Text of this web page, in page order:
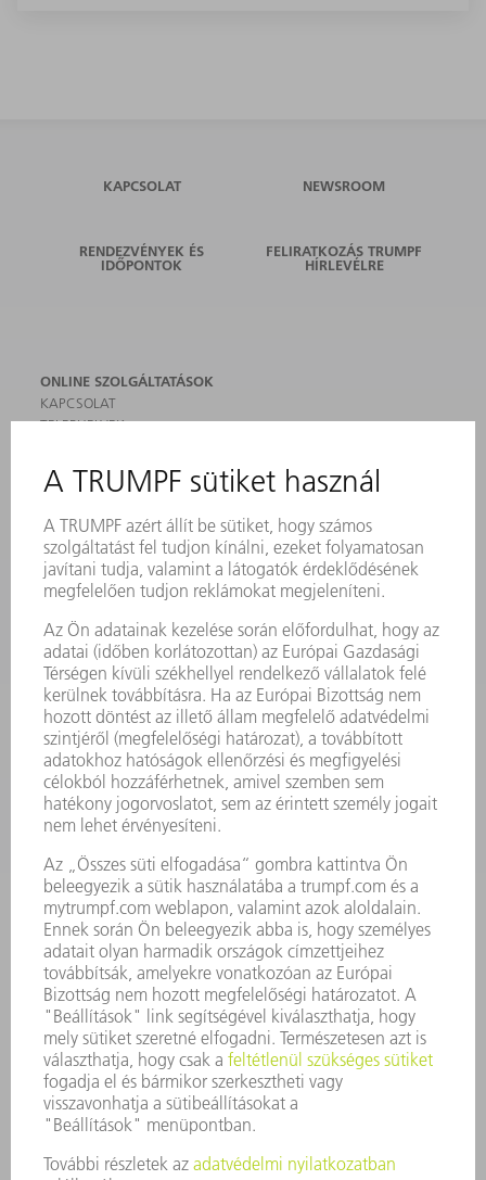
KAPCSOLAT NEWSROOM
RENDEZVÉNYEK ÉS
IDŐPONTOK
FELIRATKOZÁS TRUMPF
HÍRLEVÉLRE
ONLINE SZOLGÁLTATÁSOK
KAPCSOLAT
TELEPHELYEK
FELIRATKOZÁS HÍRLEVÉLRE
MYTRUMPF
TERMÉKEK
GÉPEK & RENDSZEREK
LÉZER
TELJESÍTMÉNYELEKTRONIKA
ELEKTROMOS KÉZIGÉPEK
SMART FACTORY
SZOFTVER
SZOLGÁLTATÁSOK
ALKALMAZÁSOK
ÁGAZATOK
A VÁLLALAT
KARRIER
ÁLLÁSAJÁNLATOK
VÁLLALAT PROFIL
ÜGYVEZETÉS
ÜZLETI JELENTÉS
A VÁLLALAT ALAPELVEI
COMPLIANCE
BEJELENTŐ RENDSZER
BIZTONSÁG
SAJTÓKÖZLEMÉNYEK
MAGAZIN
FENNTARTHATÓSÁG
KÖRNYEZET & ÉGHAJLAT
SZOCIÁLIS ÜGYEK & TÁRSADALOM
VÁLLALATIRÁNYÍTÁS